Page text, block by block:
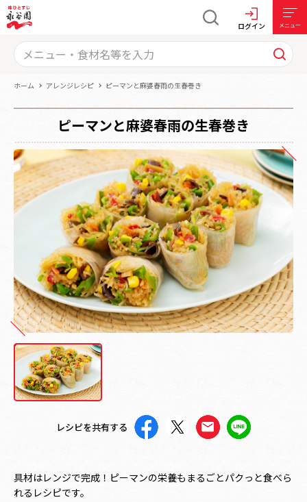
ログイン メニュー
ホーム アレンジレシピ ピーマンと麻婆春雨の生春巻き
ピーマンと麻婆春雨の生春巻き
レシピを共有する
具材はレンジで完成！ピーマンの栄養もまるごとパクっと食べら
れるレシピです。